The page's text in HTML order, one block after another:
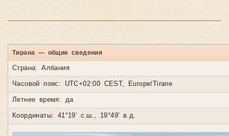
Тирана — общие сведения
Страна: Албания
Часовой пояс: UTC+02:00 CEST, Europe/Tirane
Летнее время: да
Координаты: 41°19′ с.ш., 19°49′ в.д.